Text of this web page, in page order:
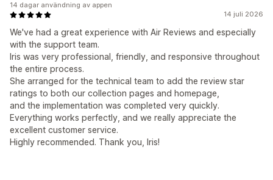
14 juli 2026
We've had a great experience with Air Reviews and especially
with the support team.
Iris was very professional, friendly, and responsive throughout
the entire process.
She arranged for the technical team to add the review star
ratings to both our collection pages and homepage,
and the implementation was completed very quickly.
Everything works perfectly, and we really appreciate the
excellent customer service.
Highly recommended. Thank you, Iris!
14 dagar användning av appen